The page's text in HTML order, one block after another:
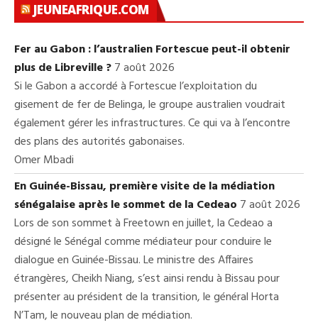
JEUNEAFRIQUE.COM
Fer au Gabon : l’australien Fortescue peut-il obtenir
plus de Libreville ?7 août 2026
Si le Gabon a accordé à Fortescue l’exploitation du
gisement de fer de Belinga, le groupe australien voudrait
également gérer les infrastructures. Ce qui va à l’encontre
des plans des autorités gabonaises.
Omer Mbadi
En Guinée-Bissau, première visite de la médiation
sénégalaise après le sommet de la Cedeao 7 août 2026
Lors de son sommet à Freetown en juillet, la Cedeao a
désigné le Sénégal comme médiateur pour conduire le
dialogue en Guinée-Bissau. Le ministre des Affaires
étrangères, Cheikh Niang, s’est ainsi rendu à Bissau pour
présenter au président de la transition, le général Horta
N’Tam, le nouveau plan de médiation.